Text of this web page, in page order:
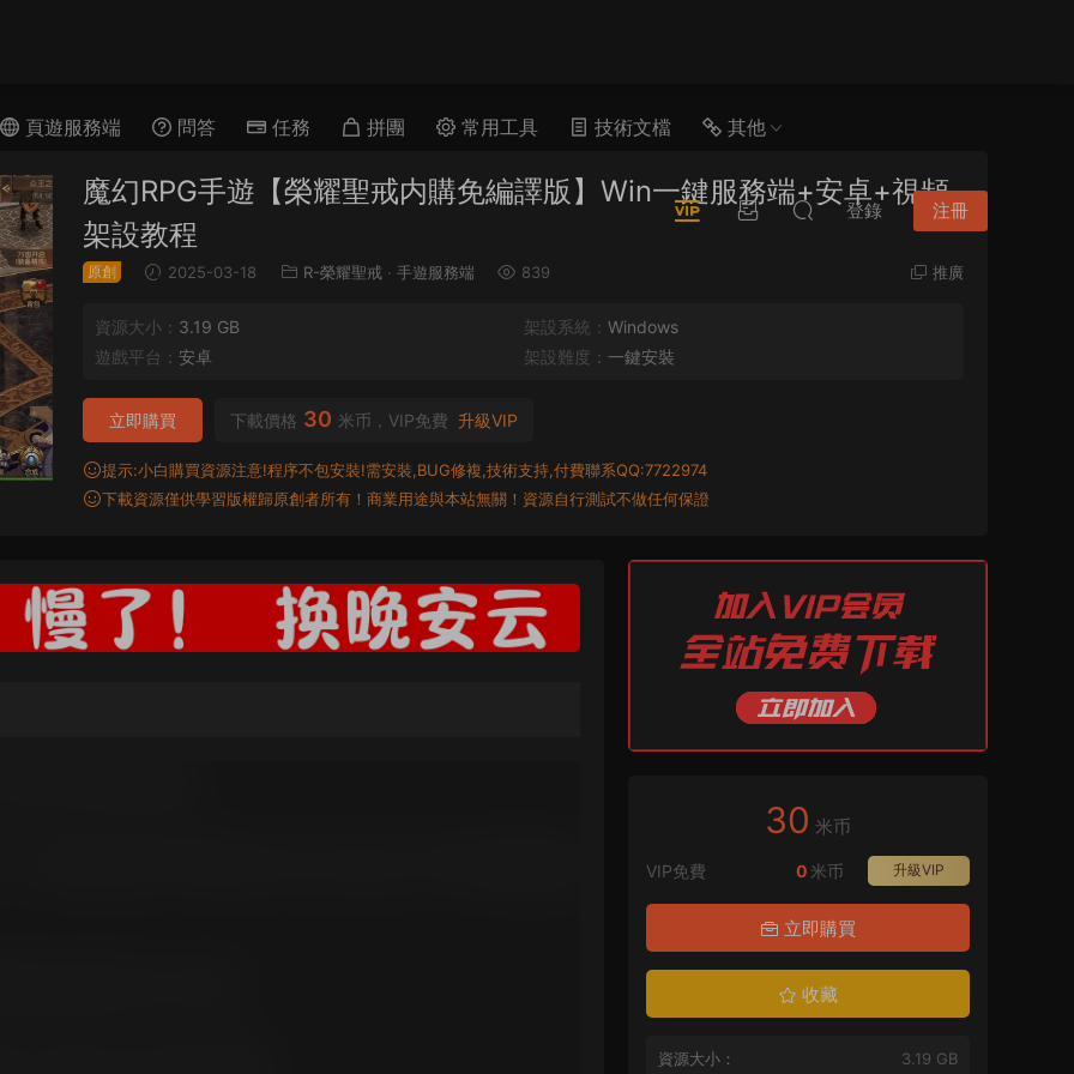
頁遊服務端 問答 任務 拼團 常用工具 技術文檔 其他
登錄 注冊
魔幻RPG手遊【榮耀聖戒内購免編譯版】Win一鍵服務端+安卓+視頻
架設教程
原創 2025-03-18 R-榮耀聖戒 · 手遊服務端 839 推廣
資源大小： 3.19 GB 架設系統： Windows
遊戲平台： 安卓 架設難度： 一鍵安裝
下載價格 30 米币，VIP免費 升級VIP
立即購買
提示:小白購買資源注意!程序不包安裝!需安裝,BUG修複,技術支持,付費聯系QQ:7722974
下載資源僅供學習版權歸原創者所有！商業用途與本站無關！資源自行測試不做任何保證
30 米币
VIP免費 升級VIP
0 米币
立即購買
收藏
資源大小： 3.19 GB